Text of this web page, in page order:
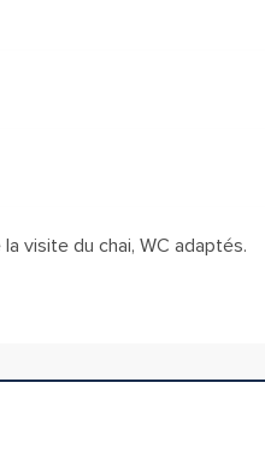
visite du chai, WC adaptés.